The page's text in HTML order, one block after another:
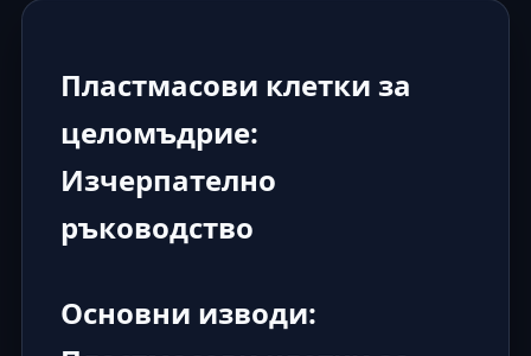
Пластмасови клетки за
целомъдрие:
Изчерпателно
ръководство
Основни изводи: